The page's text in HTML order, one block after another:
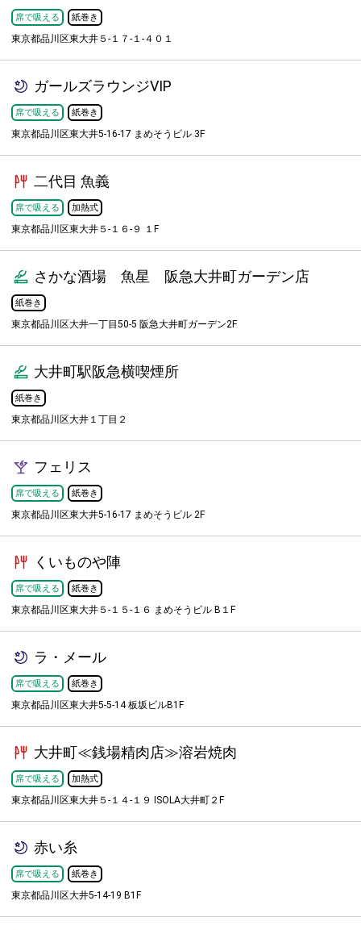
席で吸える 紙巻き
東京都品川区東大井５-１７-１-４０１
ガールズラウンジVIP
席で吸える 紙巻き
東京都品川区東大井5-16-17 まめそうビル 3F
二代目 魚義
席で吸える 加熱式
東京都品川区東大井５-１６-９ １F
さかな酒場 魚星 阪急大井町ガーデン店
紙巻き
東京都品川区大井一丁目50-5 阪急大井町ガーデン2F
大井町駅阪急横喫煙所
紙巻き
東京都品川区大井１丁目２
フェリス
席で吸える 紙巻き
東京都品川区東大井5-16-17 まめそうビル 2F
くいものや陣
席で吸える 紙巻き
東京都品川区東大井５-１５-１６ まめそうビル B１F
ラ・メール
席で吸える 紙巻き
東京都品川区東大井5-5-14 板坂ビルB1F
大井町≪銭場精肉店≫溶岩焼肉
席で吸える 加熱式
東京都品川区東大井５-１４-１９ ISOLA大井町２F
赤い糸
席で吸える 紙巻き
東京都品川区大井5-14-19 B1F